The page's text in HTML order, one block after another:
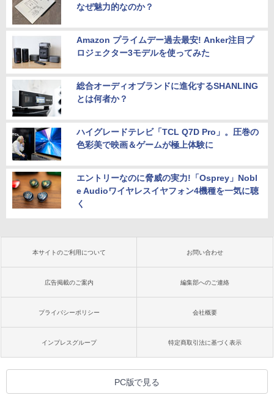
なぜ魅力的なのか？
Amazon プライムデー過去最安! Anker注目プ
ロジェクター3モデルを使ってみた
総合オーディオブランドに進化するSHANLING
とは何者か？
ハイグレードテレビ「TCL Q7D Pro」。圧巻の
色彩美で映画＆ゲームが極上体験に
エントリーなのに脅威の実力!「Osprey」Nobl
e Audioワイヤレスイヤフォン4機種を一気に聴
く
本サイトのご利用について お問い合わせ
広告掲載のご案内 編集部へのご連絡
プライバシーポリシー 会社概要
インプレスグループ 特定商取引法に基づく表示
PC版で見る